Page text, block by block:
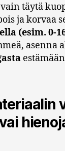
täytä
ja korvaa
(esim. 0-
asenna